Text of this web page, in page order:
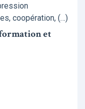
coopération, (…)
et